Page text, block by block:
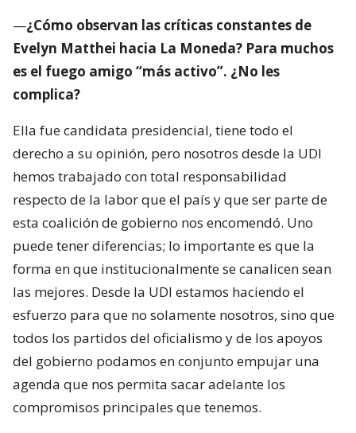
—¿Cómo observan las críticas constantes de
Evelyn Matthei hacia La Moneda? Para muchos
es el fuego amigo “más activo”. ¿No les
complica?
Ella fue candidata presidencial, tiene todo el
derecho a su opinión, pero nosotros desde la UDI
hemos trabajado con total responsabilidad
respecto de la labor que el país y que ser parte de
esta coalición de gobierno nos encomendó. Uno
puede tener diferencias; lo importante es que la
forma en que institucionalmente se canalicen sean
las mejores. Desde la UDI estamos haciendo el
esfuerzo para que no solamente nosotros, sino que
todos los partidos del oficialismo y de los apoyos
del gobierno podamos en conjunto empujar una
agenda que nos permita sacar adelante los
compromisos principales que tenemos.